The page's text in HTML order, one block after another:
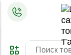
ПРЕДЗАКАЗ